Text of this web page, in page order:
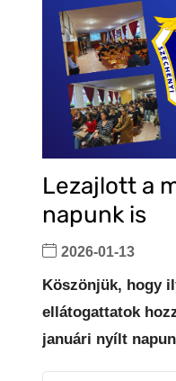
Lezajlott a
napunk is
2026-01-13
Köszönjük, hogy
ellátogattatok
januári nyílt